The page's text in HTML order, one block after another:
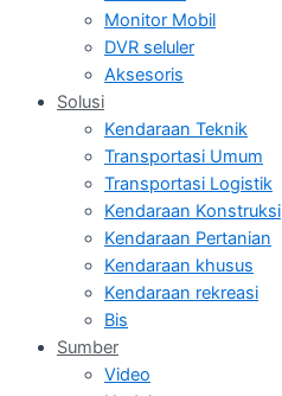
Monitor Mobil
DVR seluler
Aksesoris
Solusi
Kendaraan Teknik
Transportasi Umum
Transportasi Logistik
Kendaraan Konstruksi
Kendaraan Pertanian
Kendaraan khusus
Kendaraan rekreasi
Bis
Sumber
Video